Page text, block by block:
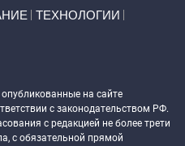
ТЕХНОЛОГИИ
на сайте
с законодательством РФ.
с редакцией не более трети
с обязательной прямой